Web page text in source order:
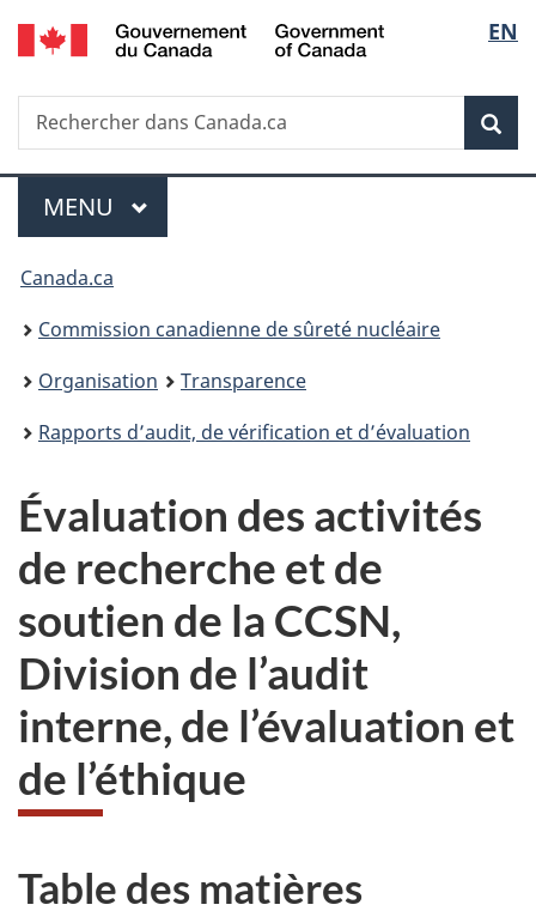
Passer
au
principal
de
la
EN
Recherche
Rechercher
dans
Menu
MENU PRINCIPAL
Vous
êtes
ici
Canada.ca
Commission canadienne de sûreté nucléaire
Organisation
Transparence
Rapports d’audit, de vérification et d’évaluation
Évaluation des activités
de recherche et de
soutien de la CCSN,
Division de l’audit
interne, de l’évaluation et
de l’éthique
Table des matières